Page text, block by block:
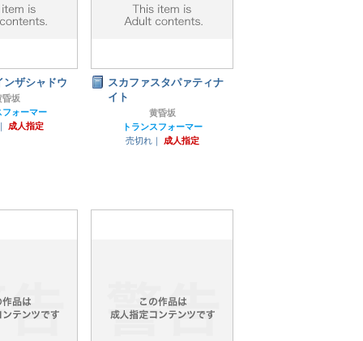
ンザシャドウ
昏坂
フォーマー
成人指定
スカファスタパァティナ
イト
黄昏坂
トランスフォーマー
売切れ｜
成人指定